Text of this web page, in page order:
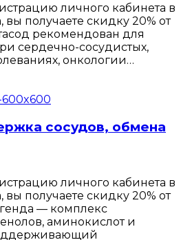
личного кабинета в
получаете скидку 20% от
рекомендован для
сердечно-сосудистых,
онкологии…
сосудов, обмена
личного кабинета в
получаете скидку 20% от
— комплекс
аминокислот и